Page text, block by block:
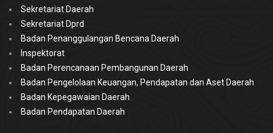
Sekretariat Daerah
Sekretariat Dprd
Badan Penanggulangan Bencana Daerah
Inspektorat
Badan Perencanaan Pembangunan Daerah
Badan Pengelolaan Keuangan, Pendapatan dan Aset Daerah
Badan Kepegawaian Daerah
Badan Pendapatan Daerah